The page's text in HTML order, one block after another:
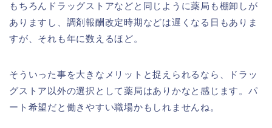
もちろんドラッグストアなどと同じように薬局も棚卸しが
ありますし、調剤報酬改定時期などは遅くなる日もありま
すが、それも年に数えるほど。
そういった事を大きなメリットと捉えられるなら、ドラッ
グストア以外の選択として薬局はありかなと感じます。パ
ート希望だと働きやすい職場かもしれませんね。